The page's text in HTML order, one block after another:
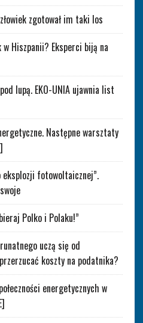
zgotował im taki los
Hiszpanii? Eksperci biją na
lupą. EKO-UNIA ujawnia list
Następne warsztaty
eksplozji fotowoltaicznej”.
Polko i Polaku!”
uczą się od
koszty na podatnika?
energetycznych w